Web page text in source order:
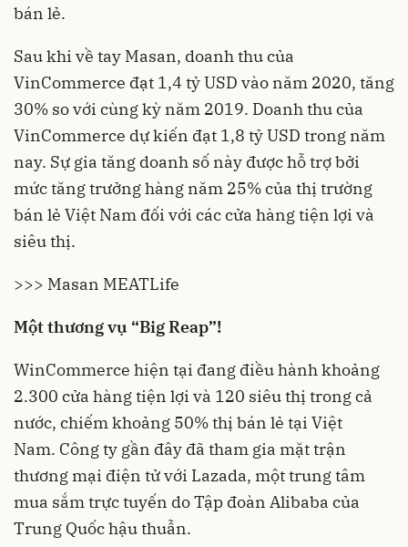
bán lẻ.
Sau khi về tay Masan, doanh thu của
VinCommerce đạt 1,4 tỷ USD vào năm 2020, tăng
30% so với cùng kỳ năm 2019. Doanh thu của
VinCommerce dự kiến đạt 1,8 tỷ USD trong năm
nay. Sự gia tăng doanh số này được hỗ trợ bởi
mức tăng trưởng hàng năm 25% của thị trường
bán lẻ Việt Nam đối với các cửa hàng tiện lợi và
siêu thị.
>>> Masan MEATLife
Một thương vụ “Big Reap”!
WinCommerce hiện tại đang điều hành khoảng
2.300 cửa hàng tiện lợi và 120 siêu thị trong cả
nước, chiếm khoảng 50% thị bán lẻ tại Việt
Nam. Công ty gần đây đã tham gia mặt trận
thương mại điện tử với Lazada, một trung tâm
mua sắm trực tuyến do Tập đoàn Alibaba của
Trung Quốc hậu thuẫn.